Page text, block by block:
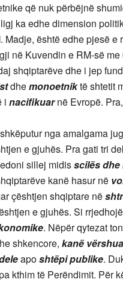
që nuk përbëjnë
ka edhe dimension
Madje, është edhe pjesë e
në Kuvendin e RM-së me
shqiptarëve dhe i jep fund
dhemonoetniktë shtetit
i nacifikuarnë Evropë.
nga amalgama
e gjuhës. Pra gati tri
sillej midisscilës
kanë hasur në
çështjen shqiptare në
e gjuhës. Si
. Nëpër qytezat
shkencore, kanë
aposhtëpi publike.
kthim të Perëndimit. Për